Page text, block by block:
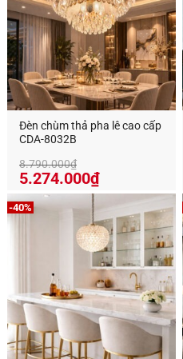
Đèn chùm thả pha lê cao cấp
CDA-8032B
8.790.000₫
5.274.000₫
-40%